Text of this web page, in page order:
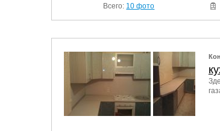
Всего: 10 фото